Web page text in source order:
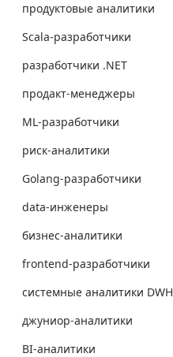
продуктовые аналитики
Scala-разработчики
разработчики .NET
продакт-менеджеры
ML-разработчики
риск-аналитики
Golang-разработчики
data-инженеры
бизнес-аналитики
frontend-разработчики
системные аналитики DWH
джуниор-аналитики
BI-аналитики